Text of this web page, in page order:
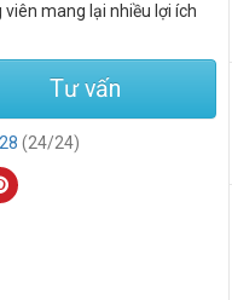
mang lại nhiều lợi ích
Tư vấn
(24/24)